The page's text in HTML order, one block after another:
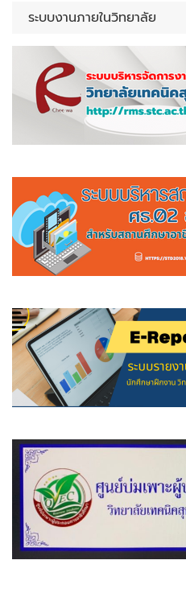
ระบบงานภายในวิทยาลัย